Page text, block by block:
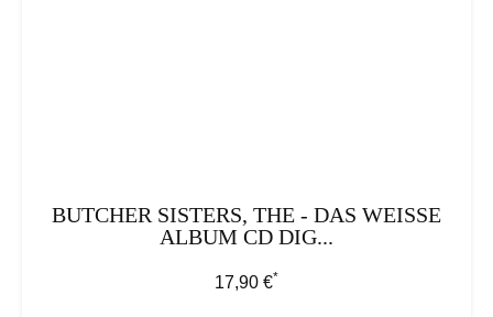
BUTCHER SISTERS, THE - DAS WEISSE A
LBUM CD DIG...
Regulärer Preis:
17,90 €*